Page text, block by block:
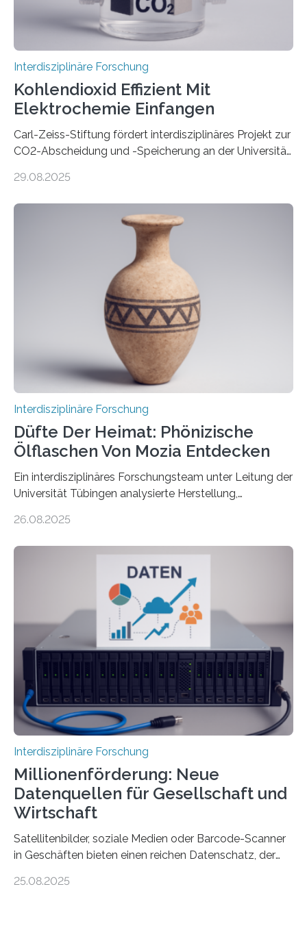
Interdisziplinäre Forschung
Kohlendioxid Effizient Mit
Elektrochemie Einfangen
Carl-Zeiss-Stiftung fördert interdisziplinäres Projekt zur
CO2-Abscheidung und -Speicherung an der Universität
von CO2-Emissionen gilt als wichtige Maßnahme zur
Erdatmosphäre, sondern auch das Fangen und
Speichern des Treibhausgases aus der Luft.
Dementsprechend hat auch die aktuelle
Bundesregierung in ihrem Koalitionsvertrag die
Entwicklung von CO2-Abscheidungs- und
Speicherungstechnologien als Ziel ausgegeben.
Insbesondere das sogenannte Direct Air Capture (DAC)
betrachtet sie dabei als „vielversprechende
Zukunftstechnologie, um Negativemissionen zu heben“.
Wissenschaftlerinnen…
29.08.2025
Interdisziplinäre Forschung
Düfte Der Heimat: Phönizische
Ölflaschen Von Mozia Entdecken
Ein interdisziplinäres Forschungsteam unter Leitung der
Universität Tübingen analysierte Herstellung,
aus der phönizischen Siedlung Mozia, vor der Küste
Rolle von Düften für die Identitätsbildung, die
Erinnerungskultur sowie den interkulturellen Austausch
im Mittelmeerraum der Eisenzeit. Zum ersten Mal hat
ein interdisziplinäres Forscherteam eine umfassende
Analyse der Herstellung, Technologie und Inhalte von
51 keramischen Ölgefäßen aus der phönizischen
Siedlung Mozia auf…
26.08.2025
Interdisziplinäre Forschung
Millionenförderung: Neue
Datenquellen für Gesellschaft und
Wirtschaft
Satellitenbilder, soziale Medien oder Barcode-Scanner
in Geschäften bieten einen reichen Datenschatz, der
wird. Neue KI-gestützte Methoden helfen hier bei der
25.08.2025